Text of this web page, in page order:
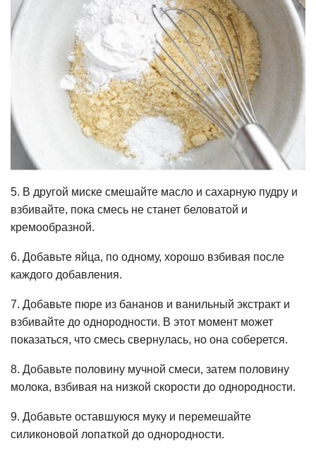
5. В другой миске смешайте масло и сахарную пудру и
взбивайте, пока смесь не станет беловатой и
кремообразной.
6. Добавьте яйца, по одному, хорошо взбивая после
каждого добавления.
7. Добавьте пюре из бананов и ванильный экстракт и
взбивайте до однородности. В этот момент может
показаться, что смесь свернулась, но она соберется.
8. Добавьте половину мучной смеси, затем половину
молока, взбивая на низкой скорости до однородности.
9. Добавьте оставшуюся муку и перемешайте
силиконовой лопаткой до однородности.